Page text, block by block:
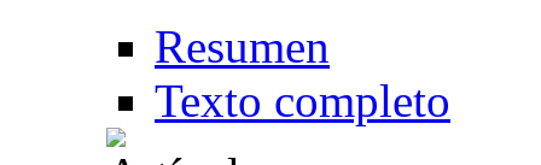
Resumen
Texto completo